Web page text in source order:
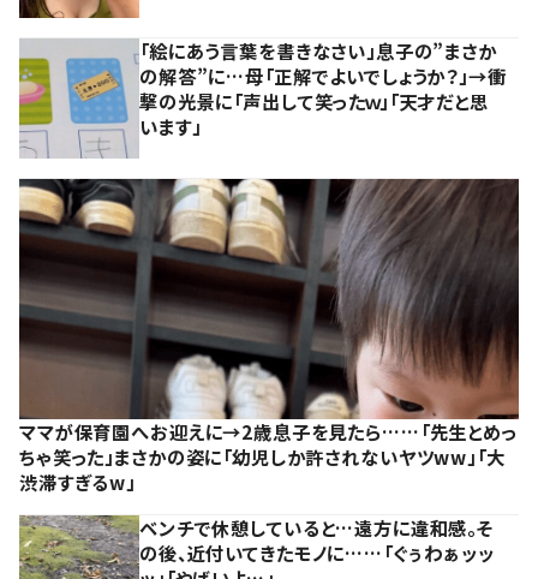
「絵にあう言葉を書きなさい」息子の”まさか
の解答”に…母「正解でよいでしょうか？」→衝
撃の光景に「声出して笑ったｗ」「天才だと思
います」
ママが保育園へお迎えに→2歳息子を見たら……「先生とめっ
ちゃ笑った」まさかの姿に「幼児しか許されないヤツww」「大
渋滞すぎるw」
ベンチで休憩していると…遠方に違和感。そ
の後、近付いてきたモノに……「ぐぅわぁッッ